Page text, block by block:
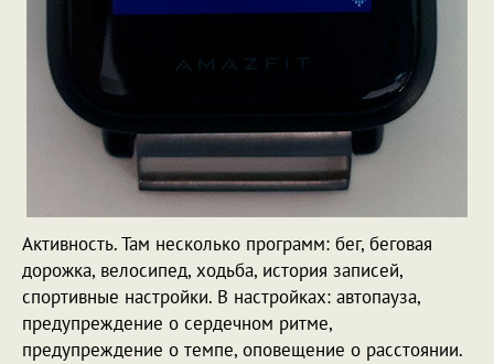
Активность. Там несколько программ: бег, беговая
дорожка, велосипед, ходьба, история записей,
спортивные настройки. В настройках: автопауза,
предупреждение о сердечном ритме,
предупреждение о темпе, оповещение о расстоянии.